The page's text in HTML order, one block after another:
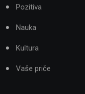
Pozitiva
Nauka
Kultura
Vaše priče